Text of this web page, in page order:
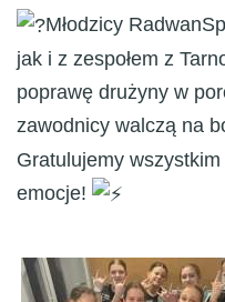
Młodzicy
jak i z zespołem z
poprawę drużyny w
zawodnicy walczą na
Gratulujemy
emocje!